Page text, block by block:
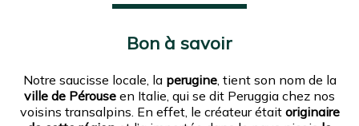
Bon à savoir
Notre saucisse locale, la perugine, tient son nom de la
ville de Pérouse en Italie, qui se dit Peruggia chez nos
voisins transalpins. En effet, le créateur était originaire